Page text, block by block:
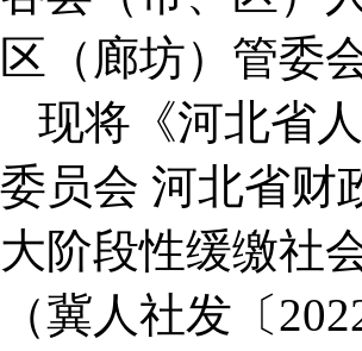
区（廊坊）管委
现将《河北省
委员会 河北省财
大阶段性缓缴社
（冀人社发〔